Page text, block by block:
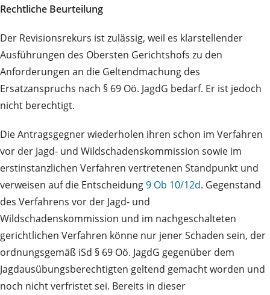
Rechtliche Beurteilung
Der Revisionsrekurs ist zulässig, weil es klarstellender
Ausführungen des Obersten Gerichtshofs zu den
Anforderungen an die Geltendmachung des
Ersatzanspruchs nach § 69 Oö. JagdG bedarf. Er ist jedoch
nicht berechtigt.
Die Antragsgegner wiederholen ihren schon im Verfahren
vor der Jagd- und Wildschadenskommission sowie im
erstinstanzlichen Verfahren vertretenen Standpunkt und
verweisen auf die Entscheidung9 Ob 10/12d. Gegenstand
des Verfahrens vor der Jagd- und
Wildschadenskommission und im nachgeschalteten
gerichtlichen Verfahren könne nur jener Schaden sein, der
ordnungsgemäß iSd § 69 Oö. JagdG gegenüber dem
Jagdausübungsberechtigten geltend gemacht worden und
noch nicht verfristet sei. Bereits in dieser